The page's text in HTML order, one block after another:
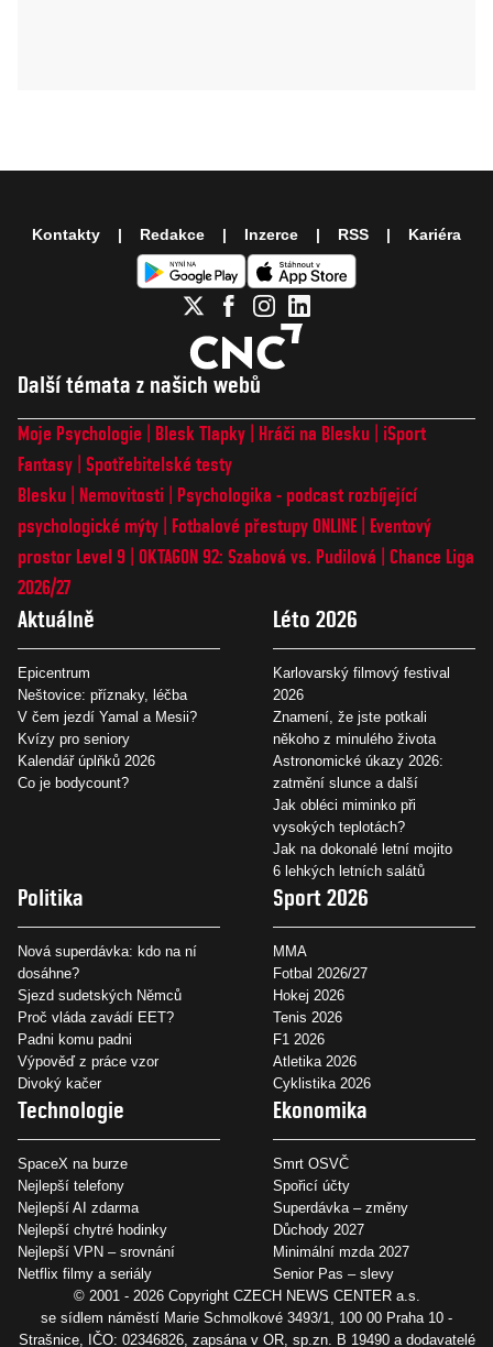
Další témata z našich webů
Moje Psychologie Blesk Tlapky Hráči na Blesku
iSport
Fantasy Spotřebitelské testy
Blesku
Nemovitosti
Psychologika - podcast rozbíjející
psychologické mýty
Fotbalové přestupy ONLINE
Eventový
prostor Level 9 OKTAGON 92: Szabová vs. Pudilová
Chance Liga
2026/27
Aktuálně
Epicentrum
Neštovice: příznaky, léčba
V čem jezdí Yamal a Mesii?
Kvízy pro seniory
Kalendář úplňků 2026
Co je bodycount?
Léto 2026
Karlovarský filmový festival
2026
Znamení, že jste potkali
někoho z minulého života
Astronomické úkazy 2026:
zatmění slunce a další
Jak obléci miminko při
vysokých teplotách?
Jak na dokonalé letní mojito
6 lehkých letních salátů
Politika
Nová superdávka: kdo na ní
dosáhne?
Sjezd sudetských Němců
Proč vláda zavádí EET?
Padni komu padni
Výpověď z práce vzor
Divoký kačer
Sport 2026
MMA
Fotbal 2026/27
Hokej 2026
Tenis 2026
F1 2026
Atletika 2026
Cyklistika 2026
Technologie
SpaceX na burze
Nejlepší telefony
Nejlepší AI zdarma
Nejlepší chytré hodinky
Nejlepší VPN – srovnání
Netflix filmy a seriály
Ekonomika
Smrt OSVČ
Spořicí účty
Superdávka – změny
Důchody 2027
Minimální mzda 2027
Senior Pas – slevy
Kontakty Redakce Inzerce RSS Kariéra
© 2001 - 2026 Copyright CZECH NEWS CENTER a.s.
se sídlem náměstí Marie Schmolkové 3493/1, 100 00 Praha 10 -
Strašnice, IČO: 02346826, zapsána v OR, sp.zn. B 19490 a dodavatelé